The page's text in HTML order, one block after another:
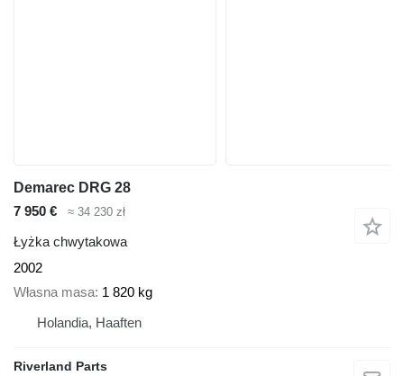
Demarec DRG 28
7 950 €
≈ 34 230 zł
Łyżka chwytakowa
2002
Własna masa 1 820 kg
Holandia, Haaften
Riverland Parts